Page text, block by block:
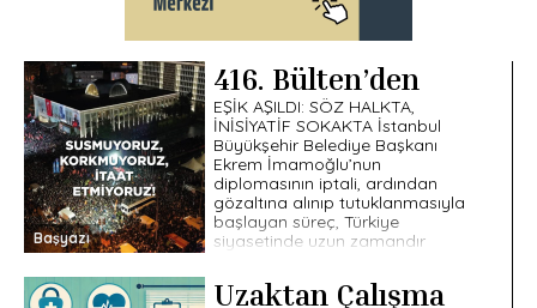
Başyazı
416. Bülten’den
EŞİK AŞILDI: SÖZ HALKTA,
İNİSİYATİF SOKAKTA İstanbul
Büyükşehir Belediye Başkanı
Ekrem İmamoğlu’nun
diplomasının iptali, ardından
gözaltına alınıp tutuklanmasıyla
başlayan süreç, Türkiye
siyasetinde uzun zamandır
Uzaktan Çalışma